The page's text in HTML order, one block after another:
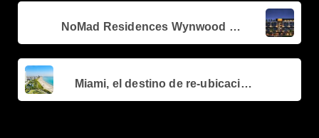
Continue
Reading
NoMad Residences Wynwood – Actualización de Obra
Miami, el destino de re-ubicación en el Verano